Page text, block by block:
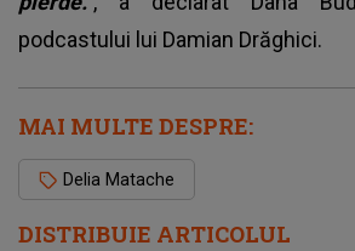
DISTRIBUIE ARTICOLUL
podcastului lui Damian Drăghici.
MAI MULTE DESPRE:
Delia Matache